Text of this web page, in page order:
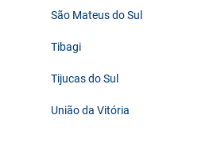
São Mateus do Sul
Tibagi
Tijucas do Sul
União da Vitória